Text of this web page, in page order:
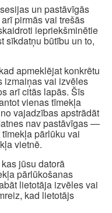
un pastāvīgās
pirmās vai trešās
iepriekšminētie
sīkdatņu būtību un to,
apmeklējat konkrētu
izmaiņas vai izvēles
arī citās lapās. Šīs
vienas tīmekļa
vajadzības apstrādāt
nav pastāvīgas —
pārlūku vai
vietnē.
jūsu datorā
pārlūkošanas
lietotāja izvēles vai
kad lietotājs